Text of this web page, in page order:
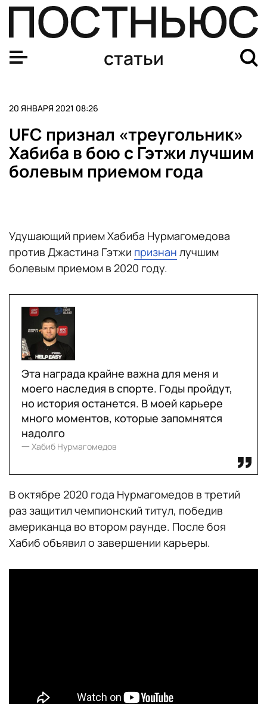
статьи
20 ЯНВАРЯ 2021 08:26
UFC признал «треугольник»
Хабиба в бою с Гэтжи лучшим
болевым приемом года
Удушающий прием Хабиба Нурмагомедова
против Джастина Гэтжи признан лучшим
болевым приемом в 2020 году.
Эта награда крайне важна для меня и
моего наследия в спорте. Годы пройдут,
но история останется. В моей карьере
много моментов, которые запомнятся
надолго
一 Хабиб Нурмагомедов
В октябре 2020 года Нурмагомедов в третий
раз защитил чемпионский титул, победив
американца во втором раунде. После боя
Хабиб объявил о завершении карьеры.
UFC признал «треугольник» Хабиба в бою с Гэтжи